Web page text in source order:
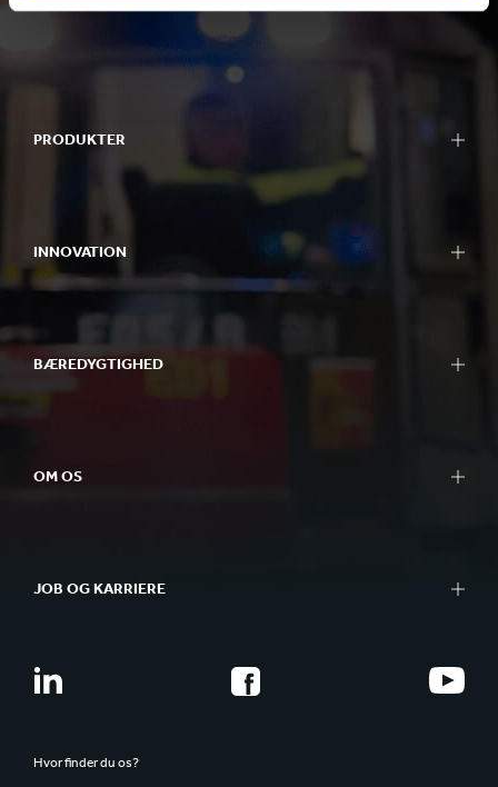
PRODUKTER
INNOVATION
BÆREDYGTIGHED
OM OS
JOB OG KARRIERE
Hvor finder du os?